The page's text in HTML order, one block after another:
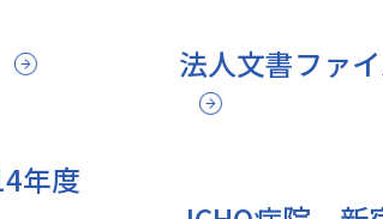
年度
法人文書ファイ